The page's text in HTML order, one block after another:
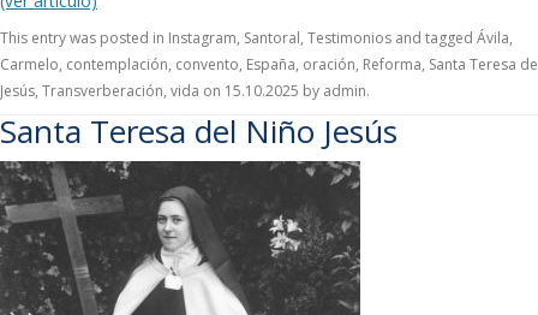
This entry was posted in Instagram, Santoral, Testimonios and tagged Ávila,
Carmelo, contemplación, convento, España, oración, Reforma, Santa Teresa de
Jesús, Transverberación, vida on 15.10.2025 by admin.
Santa Teresa del Niño Jesús